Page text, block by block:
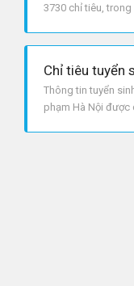
3730 chỉ tiêu,
Thông tin tuyển
phạm Hà Nội được